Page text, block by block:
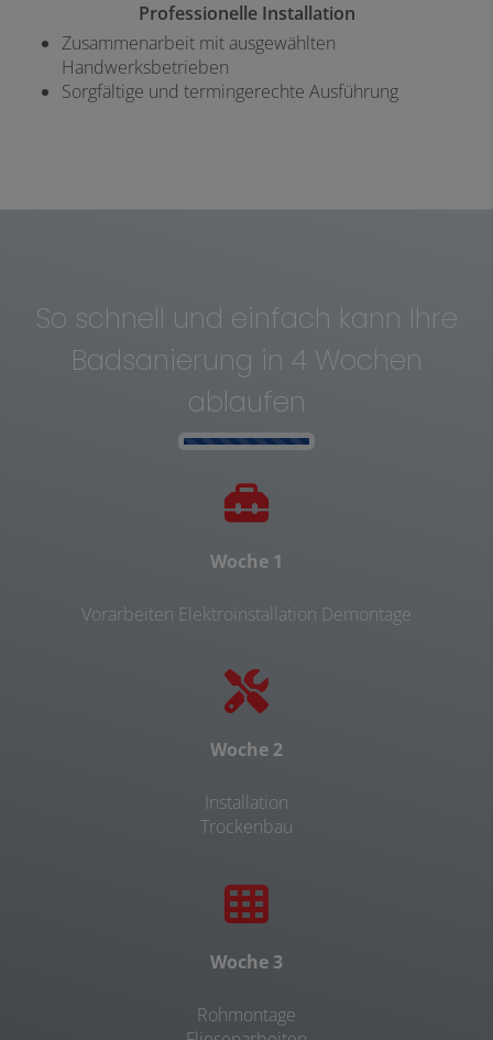
Professionelle Installation
Zusammenarbeit mit ausgewählten
Handwerksbetrieben
Sorgfältige und termingerechte Ausführung
So schnell und einfach kann Ihre
Badsanierung in 4 Wochen
ablaufen
Woche 1
Vorarbeiten Elektroinstallation Demontage
Woche 2
Installation
Trockenbau
Woche 3
Rohmontage